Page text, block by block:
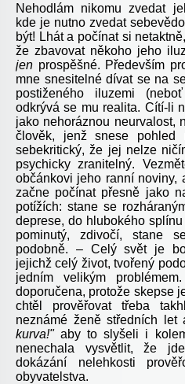
Nehodlám nikomu zvedat
kde je nutno zvedat
být! Lhát a počínat si
že zbavovat někoho jeho
jen prospěšné. Především
mne snesitelné dívat se na
postiženého iluzemi
odkrývá se mu realita. Cítí-li
jako nehoráznou neurvalost,
člověk, jenž snese pohled
sebekritický, že jej nelze
psychicky zranitelný.
občánkovi jeho ranní noviny,
začne počínat přesně jako
potížích: stane se
deprese, do hlubokého
pominutý, zdivočí, stane
podobně. – Celý svět je
jejichž celý život, tvořený
jedním velikým
doporučena, protože skepse
chtěl prověřovat třeba
neznámé ženě středních
kurva!"aby to slyšeli i
nenechala vysvětlit, že
dokázání nelehkosti
obyvatelstva.